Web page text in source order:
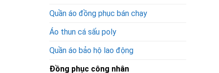
Quần áo đồng phục bán chạy
Áo thun cá sấu poly
Quần áo bảo hộ lao động
Đồng phục công nhân